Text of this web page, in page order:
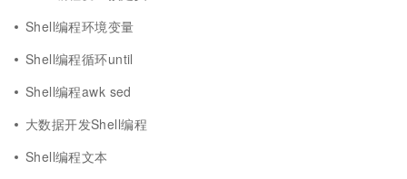
Shell编程环境变量
Shell编程循环until
Shell编程awk sed
大数据开发Shell编程
Shell编程文本